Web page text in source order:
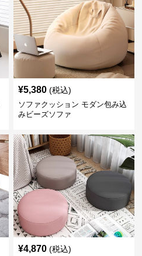
¥5,380 (税込)
ソファクッション モダン包み込
みビーズソファ
¥4,870 (税込)